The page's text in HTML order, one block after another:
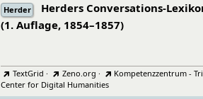
Herder
Herders Conversations-
(1. Auflage, 1854–1857)
TextGrid · Zeno.org ·
Kompetenzzentrum -
Center for Digital Humanities